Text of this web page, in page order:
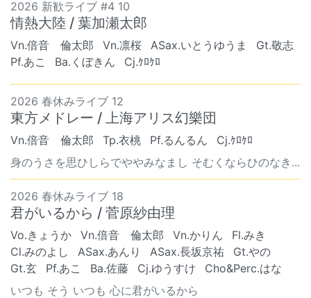
2026 新歓ライブ #4 10
情熱大陸 / 葉加瀬太郎
Vn.倍音 倫太郎 Vn.凛桜 ASax.いとうゆうま
Gt.敬志
Pf.あこ
Ba.くぼきん Cj.ｹﾛｹﾛ
2026 春休みライブ 12
東方メドレー / 上海アリス幻樂団
Vn.倍音 倫太郎 Tp.衣桃 Pf.るんるん
Cj.ｹﾛｹﾛ
身のうさを思ひしらでややみなまし そむくならひのなき...
2026 春休みライブ 18
君がいるから / 菅原紗由理
Vo.きょうか Vn.倍音 倫太郎 Vn.かりん
Fl.みき
Cl.みのよし
ASax.あんり ASax.長坂京祐
Gt.やの
Gt.玄
Pf.あこ Ba.佐藤 Cj.ゆうすけ
Cho&Perc.はな
いつも そう いつも 心に君がいるから